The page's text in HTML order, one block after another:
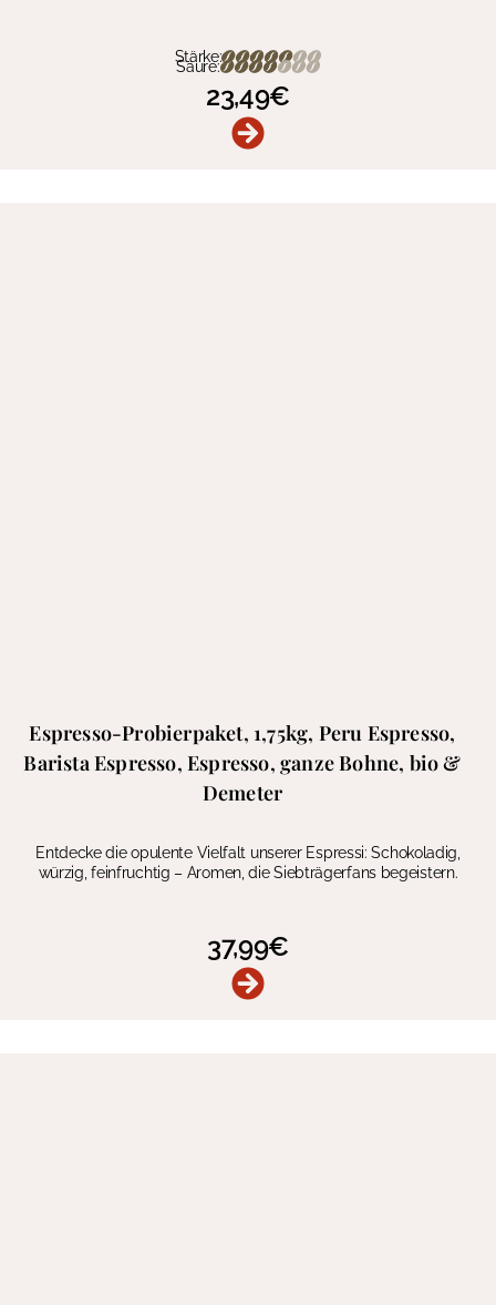
Stärke:
Säure:
23,49€
Espresso-Probierpaket, 1,75kg, Peru Espresso,
Barista Espresso, Espresso, ganze Bohne, bio &
Demeter
Entdecke die opulente Vielfalt unserer Espressi: Schokoladig,
würzig, feinfruchtig – Aromen, die Siebträgerfans begeistern.
37,99€